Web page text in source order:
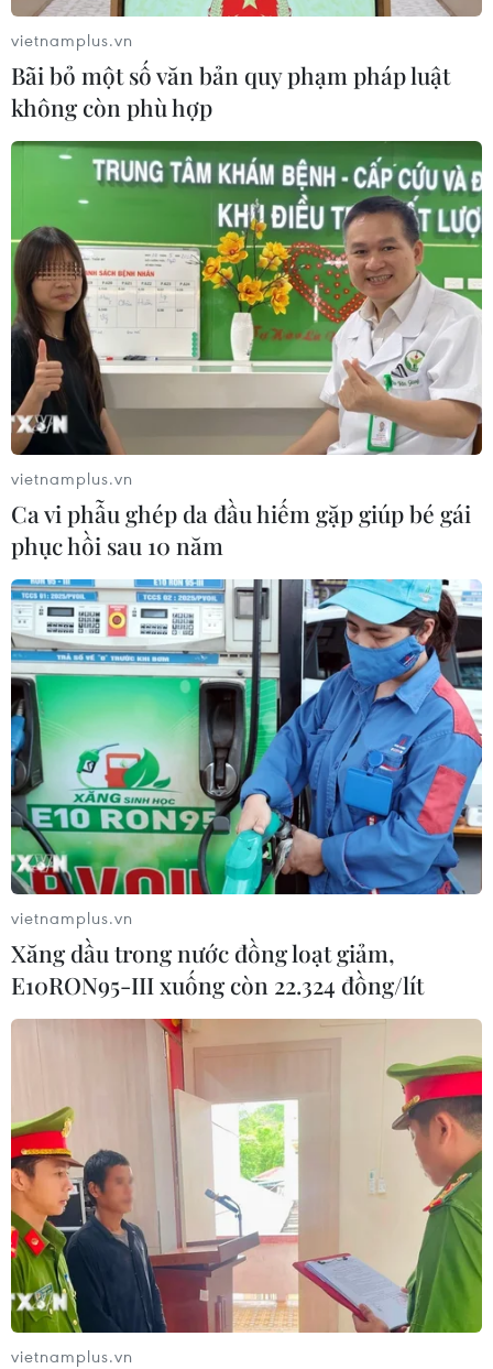
Báo động xu hướng gia tăng người trẻ mắc ung thư
04/08/2026 14:10
Mỹ ghi nhận ca tử vong đầu tiên trong mùa dịch
cyclosporiasis
04/08/2026 07:11
Phát hiện mới về quá trình lão hóa của con người
02/08/2026 13:31
Sâm Ngọc Linh: Báu vật trong tay, bao giờ "hóa
rồng"?
02/08/2026 11:38
vietnamplus.vn
Bãi bỏ một số văn bản quy phạm pháp luật
không còn phù hợp
vietnamplus.vn
Ca vi phẫu ghép da đầu hiếm gặp giúp bé gái
phục hồi sau 10 năm
vietnamplus.vn
Xăng dầu trong nước đồng loạt giảm,
E10RON95-III xuống còn 22.324 đồng/lít
vietnamplus.vn